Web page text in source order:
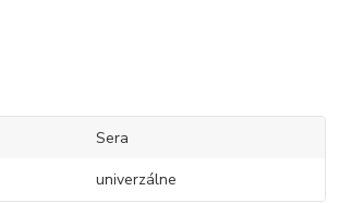
Sera
univerzálne